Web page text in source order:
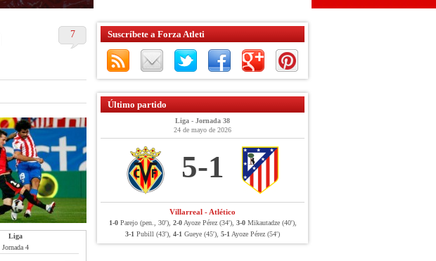
7
Liga
Jornada 4
Suscríbete a Forza Atleti
Último partido
Liga - Jornada 38
24 de mayo de 2026
5-1
Villarreal - Atlético
1-0Parejo (pen., 30'), 2-0Ayoze Pérez (34'), 3-0Mikautadze (40'),
3-1 Pubill (43'), 4-1 Gueye (45'), 5-1 Ayoze Pérez (54')